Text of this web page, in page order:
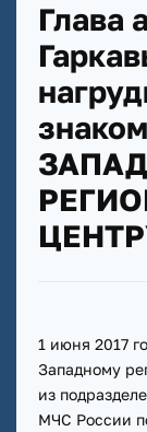
Глава
1 июня 2017
Западному
из
МЧС России